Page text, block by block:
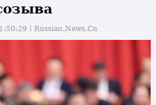
丨Russian.News.Cn